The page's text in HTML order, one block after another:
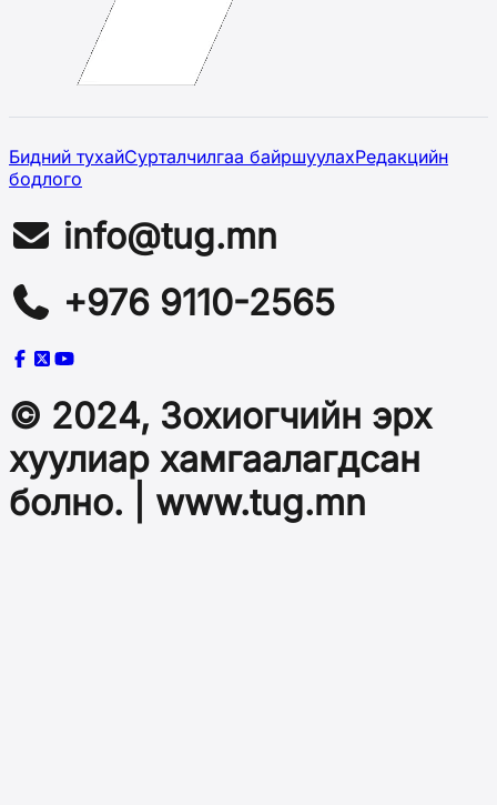
Бидний тухайСурталчилгаа байршуулахРедакцийн
бодлого
info@tug.mn
+976 9110-2565
© 2024, Зохиогчийн эрх
хуулиар хамгаалагдсан
болно. | www.tug.mn